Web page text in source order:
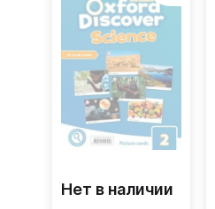
учителя
Нет в наличии